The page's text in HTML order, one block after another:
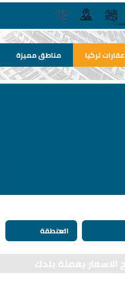
عقارات تركيا مناطق مميزة